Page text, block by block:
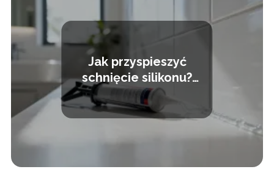
Jak przyspieszyć
schnięcie silikonu?
Sprawdzone sposoby